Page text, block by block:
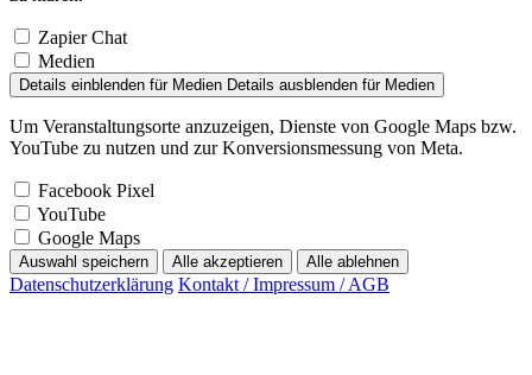
Zapier Chat
Medien
Details einblenden für Medien Details ausblenden für Medien
Um Veranstaltungsorte anzuzeigen, Dienste von Google Maps bzw.
YouTube zu nutzen und zur Konversionsmessung von Meta.
Facebook Pixel
YouTube
Google Maps
Auswahl speichern Alle akzeptieren Alle ablehnen
Datenschutzerklärung Kontakt / Impressum / AGB